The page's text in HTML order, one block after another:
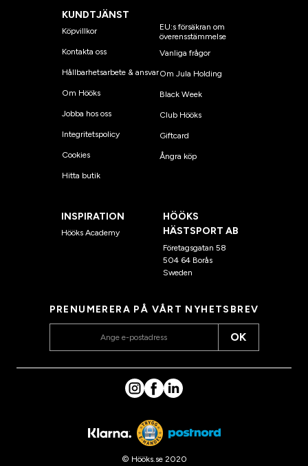
KUNDTJÄNST
Köpvillkor
Kontakta oss
Hållbarhetsarbete & ansvar
Om Hööks
Jobba hos oss
Integritetspolicy
Cookies
Hitta butik
EU:s försäkran om
överensstämmelse
Vanliga frågor
Om Jula Holding
Black Week
Club Hööks
Giftcard
Ångra köp
INSPIRATION
Hööks Academy
HÖÖKS
HÄSTSPORT AB
Företagsgatan 58
504 64 Borås
Sweden
PRENUMERERA PÅ VÅRT NYHETSBREV
OK
© Hööks.se 2020